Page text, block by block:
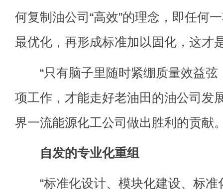
何复制油公司“高效”的理念，即任何
最优化，再形成标准加以固化，这才
“只有脑子里随时紧绷质量效益弦
项工作，才能走好老油田的油公司发
界一流能源化工公司做出胜利的贡献
自发的专业化重组
“标准化设计、模块化建设、标准